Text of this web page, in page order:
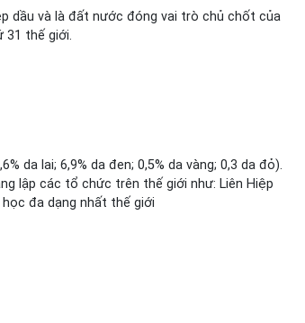
dầu và là đất nước đóng vai trò chủ chốt của
31 thế giới.
da lai; 6,9% da đen; 0,5% da vàng; 0,3 da đỏ).
lập các tổ chức trên thế giới như: Liên Hiệp
đa dạng nhất thế giới